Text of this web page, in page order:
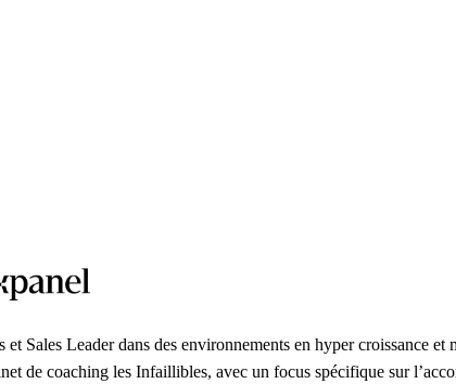
et Sales Leader dans des environnements en hyper
de coaching les Infaillibles, avec un focus spécifique sur